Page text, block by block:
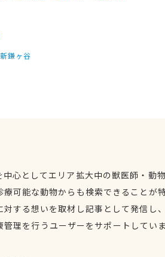
新鎌ヶ谷
心としてエリア拡大中の獣医師・動
可能な動物からも検索できることが
する想いを取材し記事として発信し
理を行うユーザーをサポートしてい